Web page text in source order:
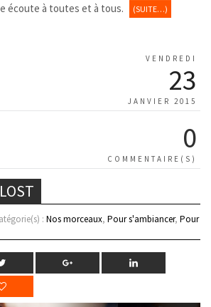
écoute à toutes et à tous. (SUITE…)
VENDREDI
23
JANVIER 2015
0
COMMENTAIRE(S)
: Nos morceaux, Pour s'ambiancer, Pour